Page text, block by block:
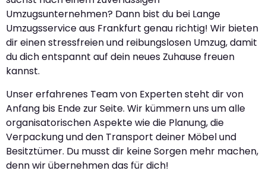
Umzugsunternehmen? Dann bist du bei Lange
Umzugsservice aus Frankfurt genau richtig! Wir bieten
dir einen stressfreien und reibungslosen Umzug, damit
du dich entspannt auf dein neues Zuhause freuen
kannst.
Unser erfahrenes Team von Experten steht dir von
Anfang bis Ende zur Seite. Wir kümmern uns um alle
organisatorischen Aspekte wie die Planung, die
Verpackung und den Transport deiner Möbel und
Besitztümer. Du musst dir keine Sorgen mehr machen,
denn wir übernehmen das für dich!